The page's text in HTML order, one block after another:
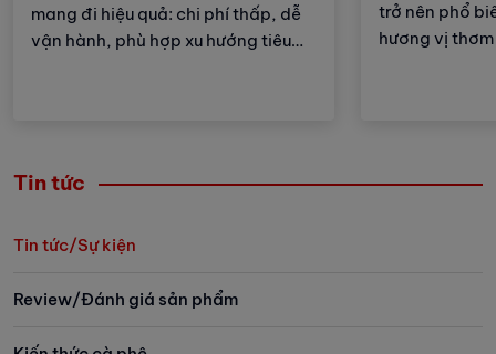
mang đi hiệu quả: chi phí thấp, dễ
vận hành, phù hợp xu hướng tiêu
trở nên phổ
hương vị
Tin tức
Tin tức/Sự kiện
Review/Đánh giá sản phẩm